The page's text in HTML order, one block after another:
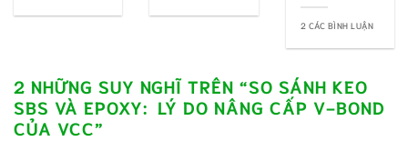
2 CÁC BÌNH LUẬN
2 NHỮNG SUY NGHĨ TRÊN “SO SÁNH KEO
SBS VÀ EPOXY: LÝ DO NÂNG CẤP V-BOND
CỦA VCC”